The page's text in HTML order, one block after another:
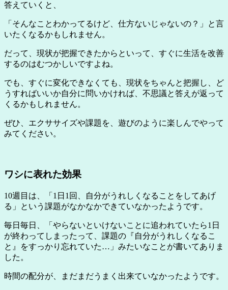
答えていくと、
「そんなことわかってるけど、仕方ないじゃないの？」と言
いたくなるかもしれません。
だって、現状が把握できたからといって、すぐに生活を改善
するのはむつかしいですよね。
でも、すぐに変化できなくても、現状をちゃんと把握し、ど
うすればいいか自分に問いかければ、不思議と答えが返って
くるかもしれません。
ぜひ、エクササイズや課題を、遊びのように楽しんでやって
みてください。
ワシに表れた効果
10週目は、「1日1回、自分がうれしくなることをしてあげ
る」という課題がなかなかできていなかったようです。
毎日毎日、「やらないといけないことに追われていたら1日
が終わってしまったって、課題の『自分がうれしくなるこ
と』をすっかり忘れていた…」みたいなことが書いてありま
した。
時間の配分が、まだまだうまく出来ていなかったようです。